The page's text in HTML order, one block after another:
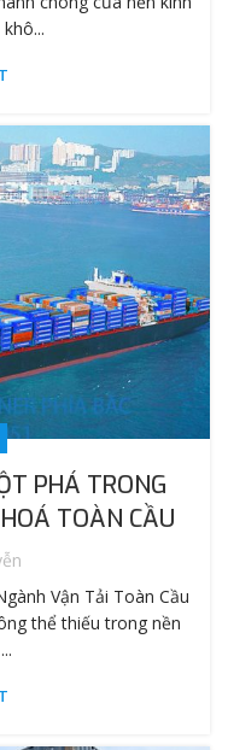
PHÁ TRONG
TOÀN CẦU
Vận Tải Toàn Cầu
thể thiếu trong nền